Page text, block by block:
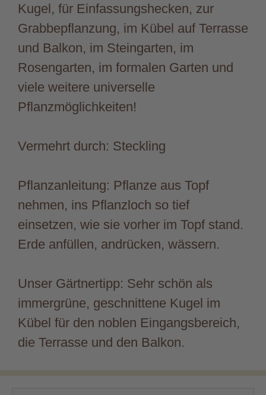
Kugel, für Einfassungshecken, zur
Grabbepflanzung, im Kübel auf Terrasse
und Balkon, im Steingarten, im
Rosengarten, im formalen Garten und
viele weitere universelle
Pflanzmöglichkeiten!
Vermehrt durch: Steckling
Pflanzanleitung: Pflanze aus Topf
nehmen, ins Pflanzloch so tief
einsetzen, wie sie vorher im Topf stand.
Erde anfüllen, andrücken, wässern.
Unser Gärtnertipp: Sehr schön als
immergrüne, geschnittene Kugel im
Kübel für den noblen Eingangsbereich,
die Terrasse und den Balkon.